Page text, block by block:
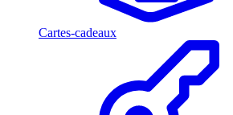
Cartes-cadeaux